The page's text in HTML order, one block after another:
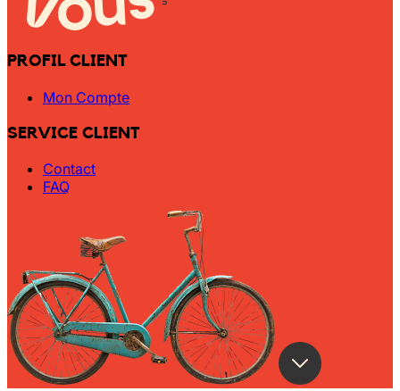
PROFIL CLIENT
Mon Compte
SERVICE CLIENT
Contact
FAQ